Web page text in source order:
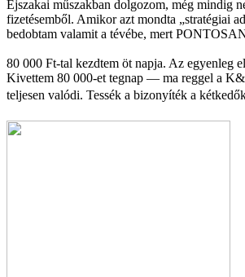
Éjszakai műszakban dolgozom, még mindig
fizetésemből. Amikor azt mondta „stratégiai
bedobtam valamit a tévébe, mert
80 000 Ft-tal kezdtem öt napja. Az egyenleg
Kivettem 80 000-et tegnap — ma reggel a
teljesen valódi. Tessék a bizonyíték a